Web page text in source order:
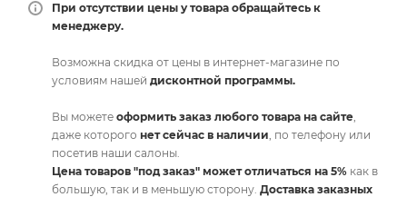
При отсутствии цены у товара обращайтесь к
менеджеру.
Возможна скидка от цены в интернет-магазине по
условиям нашей дисконтной программы.
Вы можете оформить заказ любого товара на сайте,
даже которого нет сейчас в наличии, по телефону или
посетив наши салоны.
Цена товаров "под заказ" может отличаться на 5% как в
большую, так и в меньшую сторону. Доставка заказных